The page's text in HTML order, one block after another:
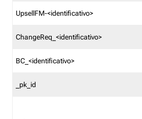
UpsellFM-<identificativo>
ChangeReq_<identificativo>
BC_<identificativo>
_pk_id